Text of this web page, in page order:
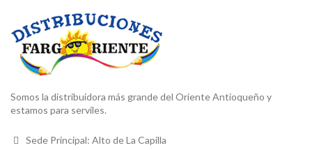
Somos la distribuidora más grande del Oriente Antioqueño y
estamos para serviles.
Sede Principal: Alto de La Capilla